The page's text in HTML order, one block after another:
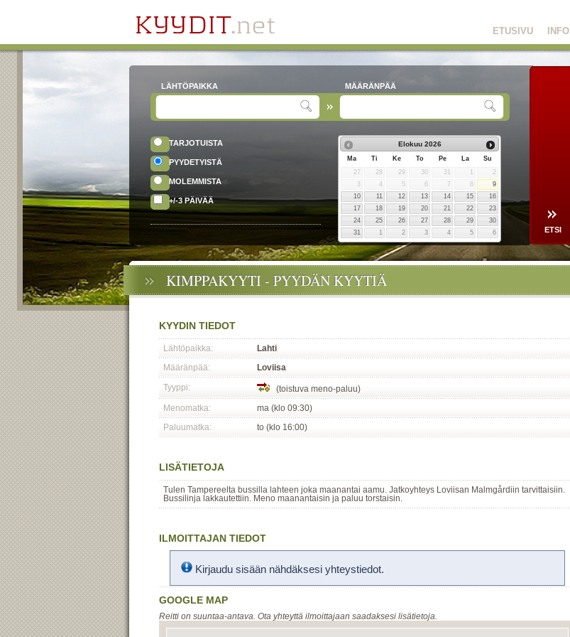
INFO
ETUSIVU
LÄHTÖPAIKKA MÄÄRÄNPÄÄ
TARJOTUISTA
PYYDETYISTÄ
MOLEMMISTA
+/-3 PÄIVÄÄ
Elokuu 2026
Ma Ti Ke To Pe La
Su
27
28 29 30 31
2
3
4 5 6 7 8
9
10
11 12 13 14 15
16
17
18 19 20 21 22
23
24
25 26 27 28 29
30
31
1 2 3 4 5 6
KIMPPAKYYTI - PYYDÄN KYYTIÄ
KYYDIN TIEDOT
Lähtöpaikka:
Lahti
Määränpää:
Loviisa
Tyyppi:
(toistuva meno-paluu)
Menomatka:
ma (klo 09:30)
Paluumatka:
to (klo 16:00)
LISÄTIETOJA
Tulen Tampereelta bussilla lahteen joka maanantai aamu. Jatkoyhteys Loviisan Malmgårdiin tarvittaisiin.
Bussilinja lakkautettiin. Meno maanantaisin ja paluu torstaisin.
ILMOITTAJAN TIEDOT
Kirjaudu sisään nähdäksesi yhteystiedot.
GOOGLE MAP
Reitti on suuntaa-antava. Ota yhteyttä ilmoittajaan saadaksesi lisätietoja.